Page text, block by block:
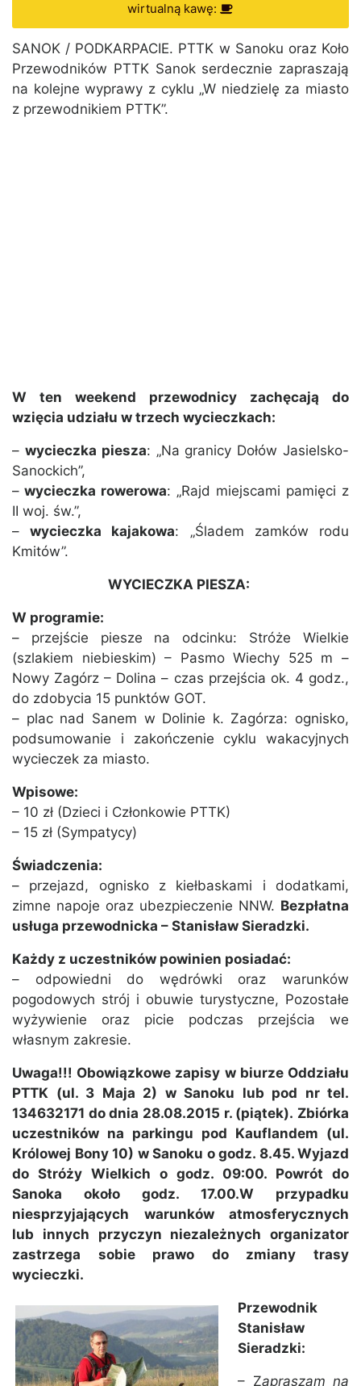
wirtualną kawę:
SANOK / PODKARPACIE. PTTK w Sanoku oraz Koło
Przewodników PTTK Sanok serdecznie zapraszają
na kolejne wyprawy z cyklu „W niedzielę za miasto
z przewodnikiem PTTK”.
W ten weekend przewodnicy zachęcają do
wzięcia udziału w trzech wycieczkach:
– wycieczka piesza: „Na granicy Dołów Jasielsko-
Sanockich”,
– wycieczka rowerowa: „Rajd miejscami pamięci z
II woj. św.”,
–wycieczka kajakowa: „Śladem zamków rodu
Kmitów”.
WYCIECZKA PIESZA:
W programie:
– przejście piesze na odcinku: Stróże Wielkie
(szlakiem niebieskim) – Pasmo Wiechy 525 m –
Nowy Zagórz – Dolina – czas przejścia ok. 4 godz.,
do zdobycia 15 punktów GOT.
– plac nad Sanem w Dolinie k. Zagórza: ognisko,
podsumowanie i zakończenie cyklu wakacyjnych
wycieczek za miasto.
Wpisowe:
– 10 zł (Dzieci i Członkowie PTTK)
– 15 zł (Sympatycy)
Świadczenia:
– przejazd, ognisko z kiełbaskami i dodatkami,
zimne napoje oraz ubezpieczenie NNW. Bezpłatna
usługa przewodnicka – Stanisław Sieradzki.
Każdy z uczestników powinien posiadać:
– odpowiedni do wędrówki oraz warunków
pogodowych strój i obuwie turystyczne, Pozostałe
wyżywienie oraz picie podczas przejścia we
własnym zakresie.
Uwaga!!! Obowiązkowe zapisy w biurze Oddziału
PTTK (ul. 3 Maja 2) w Sanoku lub pod nr tel.
134632171 do dnia 28.08.2015 r. (piątek). Zbiórka
uczestników na parkingu pod Kauflandem (ul.
Królowej Bony 10) w Sanoku o godz. 8.45. Wyjazd
do Stróży Wielkich o godz. 09:00. Powrót do
Sanoka około godz. 17.00.W przypadku
niesprzyjających warunków atmosferycznych
lub innych przyczyn niezależnych organizator
zastrzega sobie prawo do zmiany trasy
wycieczki.
Przewodnik
Stanisław
Sieradzki:
– Zapraszam na